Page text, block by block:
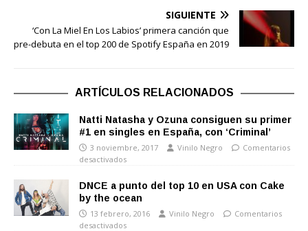
SIGUIENTE
‘Con La Miel En Los Labios’ primera canción que
pre-debuta en el top 200 de Spotify España en 2019
ARTÍCULOS RELACIONADOS
Natti Natasha y Ozuna consiguen su primer
#1 en singles en España, con ‘Criminal’
3 noviembre, 2017 Vinilo Negro
Comentarios
desactivados
DNCE a punto del top 10 en USA con Cake
by the ocean
13 febrero, 2016 Vinilo Negro
Comentarios
desactivados